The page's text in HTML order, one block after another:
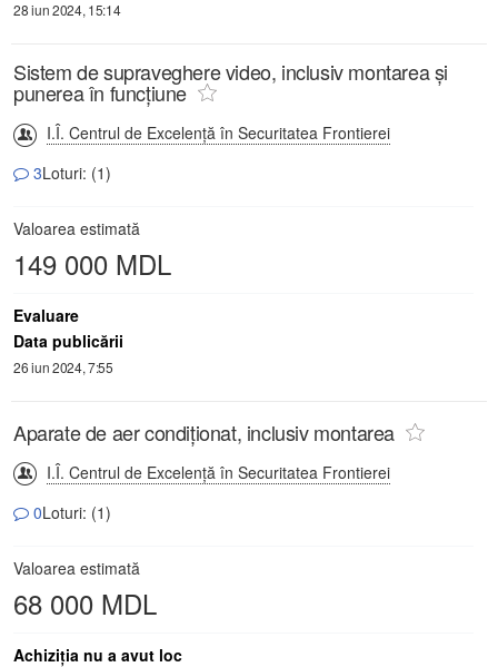
28 iun 2024, 15:14
Sistem de supraveghere video, inclusiv montarea și
punerea în funcțiune
I.Î. Centrul de Excelență în Securitatea Frontierei
3Loturi: (1)
Valoarea estimată
149 000 MDL
Evaluare
Data publicării
26 iun 2024, 7:55
Aparate de aer condiționat, inclusiv montarea
I.Î. Centrul de Excelență în Securitatea Frontierei
0Loturi: (1)
Valoarea estimată
68 000 MDL
Achiziţia nu a avut loc